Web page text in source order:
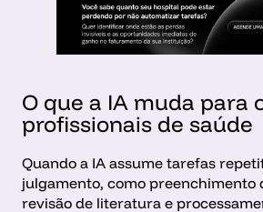
O que a IA muda para
profissionais de saúde
Quando a IA assume tarefas
julgamento, como preenchimento
revisão de literatura e